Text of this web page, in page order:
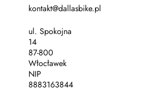
kontakt@dallasbike.pl
ul. Spokojna
14
87-800
Włocławek
NIP
8883163844